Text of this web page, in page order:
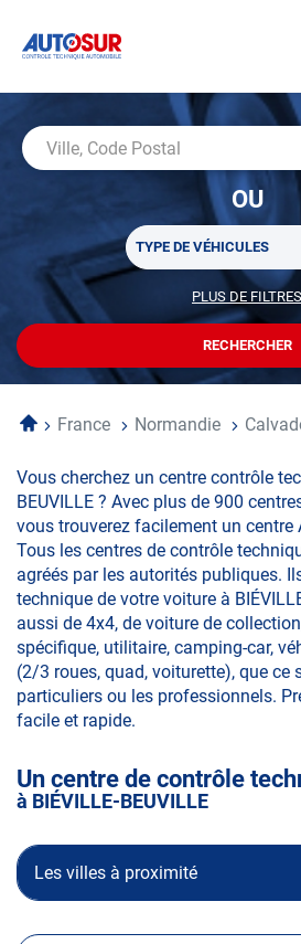
Code
Postal
OU
Sélectionner
un
plusieurs
recherche
TYPE DE VÉHICULES
PLUS DE FILTRES
POUR
PERSONNALISER
VOTRE
RECHERCHE
RECHERCHER
UN
CENTRE
AccueilFrance Normandie
Vous cherchez un centre contrôle
BEUVILLE ? Avec plus de 900
vous trouverez facilement un centre
Tous les centres de contrôle
agréés par les autorités publiques.
technique de votre voiture à
aussi de 4x4, de voiture de
spécifique, utilitaire, camping-car,
(2/3 roues, quad, voiturette), que ce
particuliers ou les professionnels.
facile et rapide.
Un centre de contrôle
à BIÉVILLE-BEUVILLE
Les villes à proximité